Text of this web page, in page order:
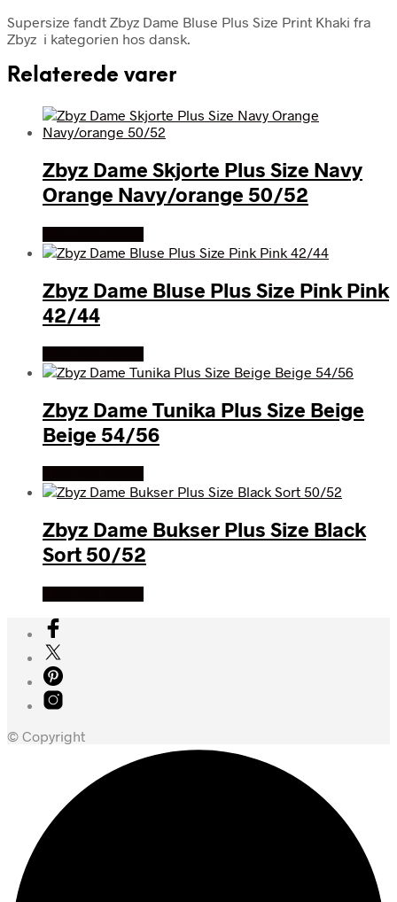
Supersize fandt Zbyz Dame Bluse Plus Size Print Khaki fra
Zbyz i kategorien hos dansk.
Relaterede varer
Zbyz Dame Skjorte Plus Size Navy
Orange Navy/orange 50/52
Zbyz Dame Bluse Plus Size Pink Pink
42/44
Zbyz Dame Tunika Plus Size Beige
Beige 54/56
Zbyz Dame Bukser Plus Size Black
Sort 50/52
© Copyright